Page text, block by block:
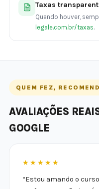
Taxas
Quando houver,
legale.com.br/taxas.
QUEM FEZ,
AVALIAÇÕES
GOOGLE
★★★★★
“Estou amando o